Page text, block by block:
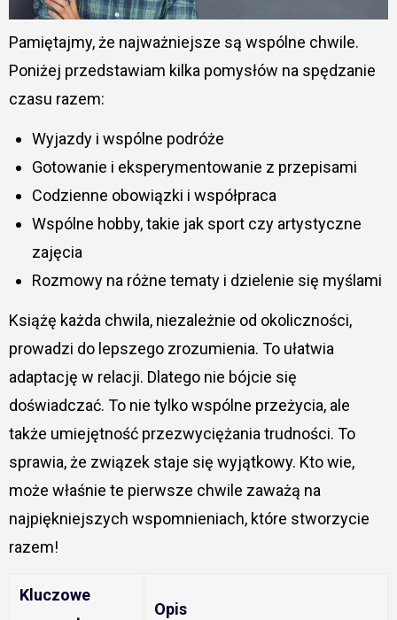
Pamiętajmy, że najważniejsze są wspólne chwile.
Poniżej przedstawiam kilka pomysłów na spędzanie
czasu razem:
Wyjazdy i wspólne podróże
Gotowanie i eksperymentowanie z przepisami
Codzienne obowiązki i współpraca
Wspólne hobby, takie jak sport czy artystyczne
zajęcia
Rozmowy na różne tematy i dzielenie się myślami
Książę każda chwila, niezależnie od okoliczności,
prowadzi do lepszego zrozumienia. To ułatwia
adaptację w relacji. Dlatego nie bójcie się
doświadczać. To nie tylko wspólne przeżycia, ale
także umiejętność przezwyciężania trudności. To
sprawia, że związek staje się wyjątkowy. Kto wie,
może właśnie te pierwsze chwile zaważą na
najpiękniejszych wspomnieniach, które stworzycie
razem!
Kluczowe
Opis